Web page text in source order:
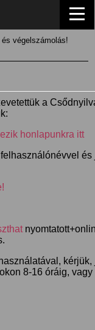
végelszámolás!
a
honlapunkra itt
8-16 óráig,